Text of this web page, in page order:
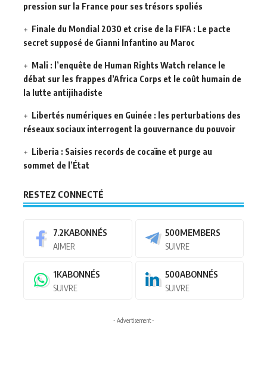
pression sur la France pour ses trésors spoliés
Finale du Mondial 2030 et crise de la FIFA : Le pacte
secret supposé de Gianni Infantino au Maroc
Mali : l’enquête de Human Rights Watch relance le
débat sur les frappes d’Africa Corps et le coût humain de
la lutte antijihadiste
Libertés numériques en Guinée : les perturbations des
réseaux sociaux interrogent la gouvernance du pouvoir
Liberia : Saisies records de cocaïne et purge au
sommet de l’État
RESTEZ CONNECTÉ
7.2KABONNÉS
AIMER
500MEMBERS
SUIVRE
1KABONNÉS
SUIVRE
500ABONNÉS
SUIVRE
- Advertisement -